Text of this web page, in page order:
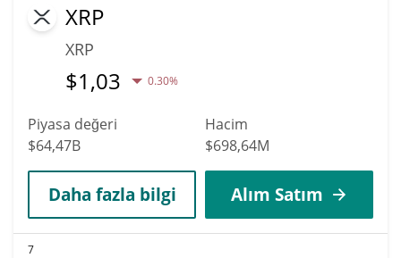
XRP
XRP
$1,03 0.30%
Piyasa değeri
$64,47B
Hacim
$698,64M
Daha fazla bilgi Alım Satım
7